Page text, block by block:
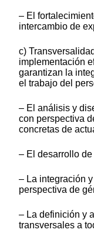
‒ El
intercambio de
c)
implementación
garantizan la
el trabajo del
‒ El análisis y
con perspectiva
concretas de
‒ El desarrollo
‒ La integración
perspectiva de
‒ La definición y
transversales a